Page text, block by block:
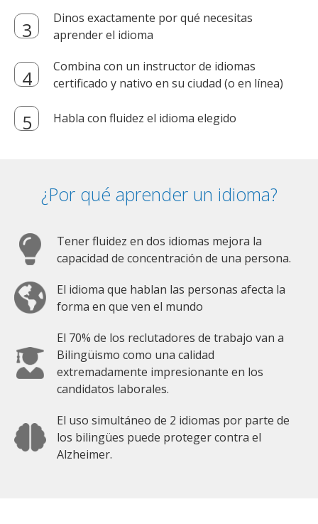
Dinos exactamente por qué necesitas
aprender el idioma
Combina con un instructor de idiomas
certificado y nativo en su ciudad (o en línea)
Habla con fluidez el idioma elegido
¿Por qué aprender un idioma?
Tener fluidez en dos idiomas mejora la
capacidad de concentración de una persona.
El idioma que hablan las personas afecta la
forma en que ven el mundo
El 70% de los reclutadores de trabajo van a
Bilingüismo como una calidad
extremadamente impresionante en los
candidatos laborales.
El uso simultáneo de 2 idiomas por parte de
los bilingües puede proteger contra el
Alzheimer.